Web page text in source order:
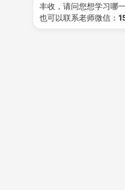
丰收，请问您想学习哪
也可以联系老师微信：